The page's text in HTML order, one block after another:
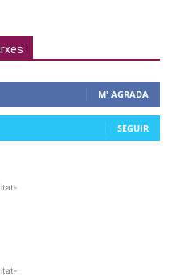
M' AGRADA
SEGUIR